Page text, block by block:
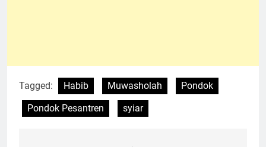
Tagged: Habib Muwasholah
Pondok
Pondok Pesantren
syiar